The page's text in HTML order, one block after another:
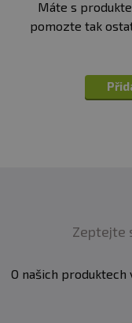
Počet dávek v
Upozornění:
Výrobce neručí za
a použitím.
Upozornění pro
Máte s
pomozte tak
Zeptejte
O našich